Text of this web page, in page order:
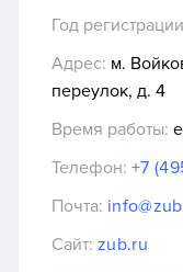
Год
Адрес: м.
переулок, д. 4
Время работы:
Телефон: +7
Почта:
Сайт: zub.ru